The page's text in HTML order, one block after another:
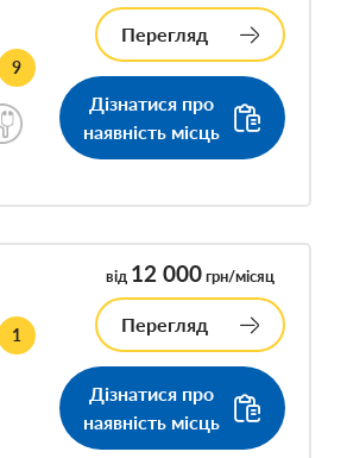
9
Перегляд
Дізнатися про
наявність місць
1
від 12 000грн/місяц
Перегляд
Дізнатися про
наявність місць